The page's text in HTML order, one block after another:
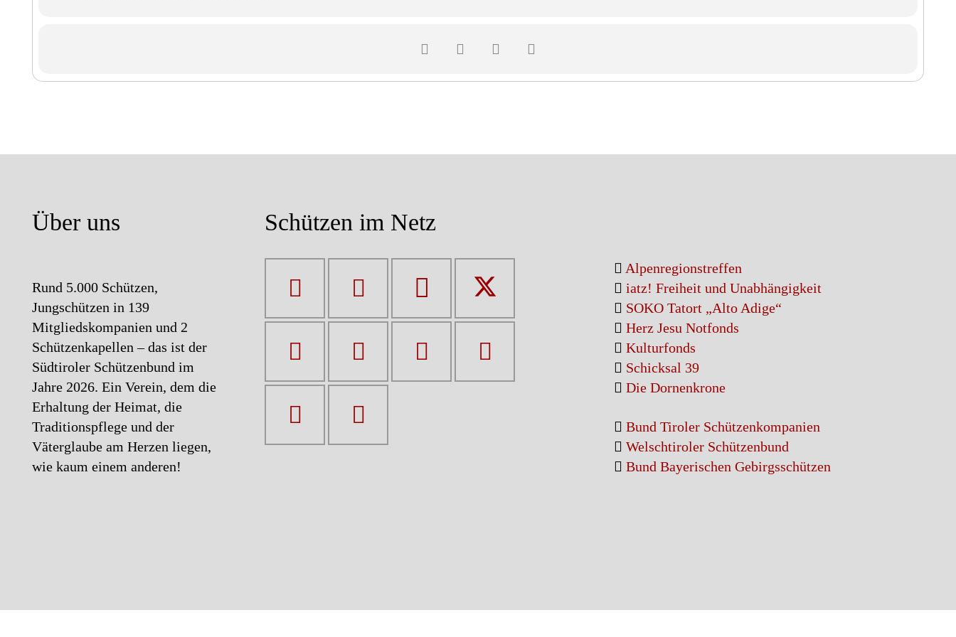
Apell durch den LKdt.-Adjutanten Jürgen Wirth Anderlan
Bericht des Bundeskassiers Dr. Franzjosef Roner
Bericht der Kassenrevisoren und Entlastung des Bundeskassiers
Bericht der Bundesreferenten über ihre Aufgabenbereiche
Diskussion zu den Tagesordnungspunkten 4, 5, 6 und 8
Vorstellung, Diskussion und Abstimmung von Anträgen und Resolutionen
Neuwahl des Bundesgeschäftsführers
Ehrungen
Videogrußbotschaften
Grußworte der Ehrengäste
Über uns
Rund 5.000 Schützen,
Jungschützen in 139
Mitgliedskompanien und 2
Schützenkapellen – das ist der
Südtiroler Schützenbund im
Jahre 2026. Ein Verein, dem die
Erhaltung der Heimat, die
Traditionspflege und der
Väterglaube am Herzen liegen,
wie kaum einem anderen!
Schützen im Netz
Alpenregionstreffen
iatz! Freiheit und Unabhängigkeit
SOKO Tatort „Alto Adige“
Herz Jesu Notfonds
Kulturfonds
Schicksal 39
Die Dornenkrone
Bund Tiroler Schützenkompanien
Welschtiroler Schützenbund
Bund Bayerischen Gebirgsschützen